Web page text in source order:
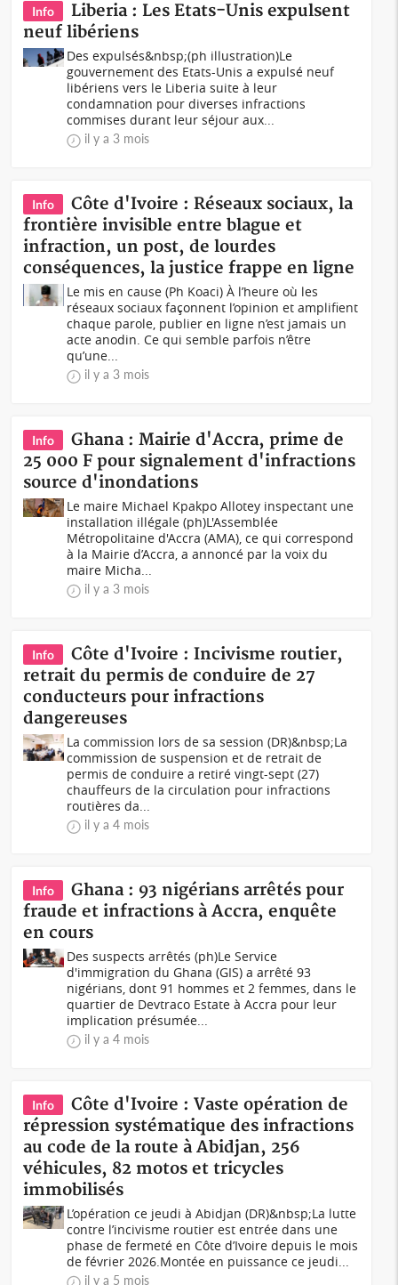
Info
Liberia : Les Etats-Unis expulsent
neuf libériens
Des expulsés&nbsp;(ph illustration)Le
gouvernement des Etats-Unis a expulsé neuf
libériens vers le Liberia suite à leur
condamnation pour diverses infractions
commises durant leur séjour aux...
il y a 3 mois
Info
Côte d'Ivoire : Réseaux sociaux, la
frontière invisible entre blague et
infraction, un post, de lourdes
conséquences, la justice frappe en ligne
Le mis en cause (Ph Koaci) À l’heure où les
réseaux sociaux façonnent l’opinion et amplifient
chaque parole, publier en ligne n’est jamais un
acte anodin. Ce qui semble parfois n’être
qu’une...
il y a 3 mois
Info
Ghana : Mairie d'Accra, prime de
25 000 F pour signalement d'infractions
source d'inondations
Le maire Michael Kpakpo Allotey inspectant une
installation illégale (ph)L'Assemblée
Métropolitaine d'Accra (AMA), ce qui correspond
à la Mairie d’Accra, a annoncé par la voix du
maire Micha...
il y a 3 mois
Info
Côte d'Ivoire : Incivisme routier,
retrait du permis de conduire de 27
conducteurs pour infractions
dangereuses
La commission lors de sa session (DR)&nbsp;La
commission de suspension et de retrait de
permis de conduire a retiré vingt-sept (27)
chauffeurs de la circulation pour infractions
routières da...
il y a 4 mois
Info
Ghana : 93 nigérians arrêtés pour
fraude et infractions à Accra, enquête
en cours
Des suspects arrêtés (ph)Le Service
d'immigration du Ghana (GIS) a arrêté 93
nigérians, dont 91 hommes et 2 femmes, dans le
quartier de Devtraco Estate à Accra pour leur
implication présumée...
il y a 4 mois
Info
Côte d'Ivoire : Vaste opération de
répression systématique des infractions
au code de la route à Abidjan, 256
véhicules, 82 motos et tricycles
immobilisés
L’opération ce jeudi à Abidjan (DR)&nbsp;La lutte
contre l’incivisme routier est entrée dans une
phase de fermeté en Côte d’Ivoire depuis le mois
de février 2026.Montée en puissance ce jeudi...
il y a 5 mois